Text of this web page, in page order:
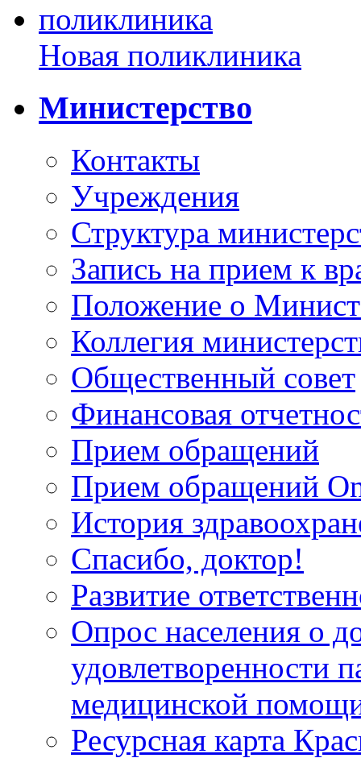
Новая поликлиника
Министерство
Контакты
Учреждения
Структура
Запись на прием к
Положение о
Коллегия
Общественный совет
Финансовая
Прием обращений
Прием обращений
История
Спасибо, доктор!
Развитие
Опрос населения о
удовлетворенности
медицинской
Ресурсная карта